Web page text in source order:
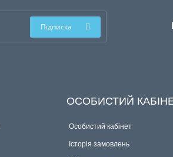
Підписка
ОСОБИСТИЙ
Особистий кабінет
Історія замовлень